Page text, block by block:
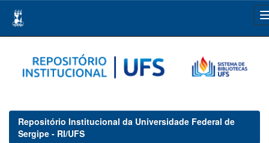
navigation
Repositório Institucional da Universidade Federal de
Sergipe - RI/UFS